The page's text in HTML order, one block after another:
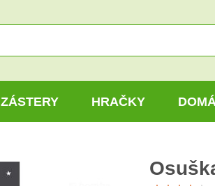
ZÁSTERY HRAČKY